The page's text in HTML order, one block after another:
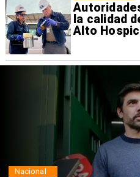
la calidad
Alto
Nacional